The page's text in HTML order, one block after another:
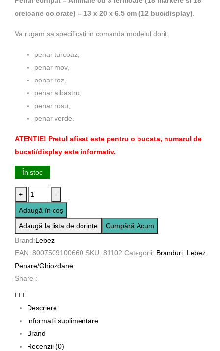
creioane colorate) – 13 x 20 x 6.5 cm (12 buc/display).
Va rugam sa specificati in comanda modelul dorit:
penar turcoaz,
penar mov,
penar roz,
penar albastru,
penar rosu,
penar verde.
ATENTIE! Pretul afisat este pentru o bucata, numarul de
bucati/display este informativ.
În stoc
+
Cantitate
Penar
echipat
-
Animale
cu
3
fermoare
markere
si
18
creioane
-
Adaugă în coș
Adaugă la lista de dorințe
Cumpără Acum
Brand:Lebez
EAN: 8007509100660 SKU: 81102 Categorii: Branduri, Lebez,
Penare/Ghiozdane
Share :
Descriere
Informații suplimentare
Brand
Recenzii (0)